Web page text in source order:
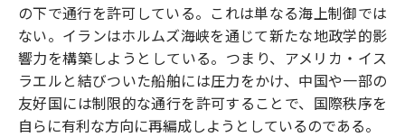
の下で通行を許可している。これは単なる海上制御では
ない。イランはホルムズ海峡を通じて新たな地政学的影
響力を構築しようとしている。つまり、アメリカ・イス
ラエルと結びついた船舶には圧力をかけ、中国や一部の
友好国には制限的な通行を許可することで、国際秩序を
自らに有利な方向に再編成しようとしているのである。